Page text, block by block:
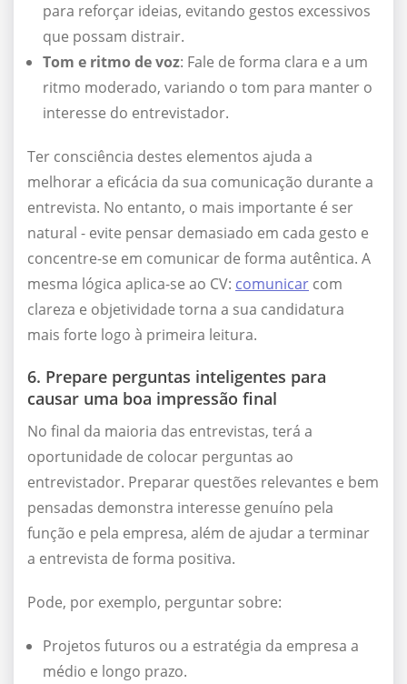
para reforçar ideias, evitando gestos excessivos
que possam distrair.
Tom e ritmo de voz: Fale de forma clara e a um
ritmo moderado, variando o tom para manter o
interesse do entrevistador.
Ter consciência destes elementos ajuda a
melhorar a eficácia da sua comunicação durante a
entrevista. No entanto, o mais importante é ser
natural - evite pensar demasiado em cada gesto e
concentre-se em comunicar de forma autêntica. A
mesma lógica aplica-se ao CV: comunicar com
clareza e objetividade torna a sua candidatura
mais forte logo à primeira leitura.
6. Prepare perguntas inteligentes para
causar uma boa impressão final
No final da maioria das entrevistas, terá a
oportunidade de colocar perguntas ao
entrevistador. Preparar questões relevantes e bem
pensadas demonstra interesse genuíno pela
função e pela empresa, além de ajudar a terminar
a entrevista de forma positiva.
Pode, por exemplo, perguntar sobre:
Projetos futuros ou a estratégia da empresa a
médio e longo prazo.